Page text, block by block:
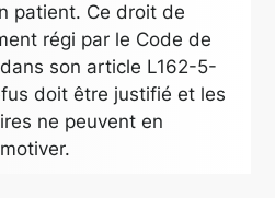
patient. Ce droit de
régi par le Code de
son article L162-5-
doit être justifié et les
ne peuvent en